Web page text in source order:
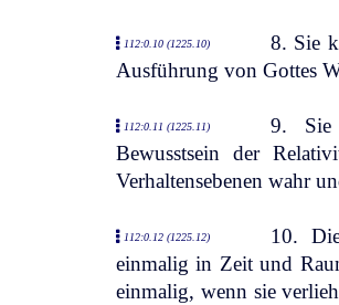
112:0.10 (1225.10)
8. Sie
Ausführung von Gottes
112:0.11 (1225.11)
9. Sie
Bewusstsein der
Verhaltensebenen wahr
112:0.12 (1225.12)
10.
einmalig in Zeit und
einmalig, wenn sie